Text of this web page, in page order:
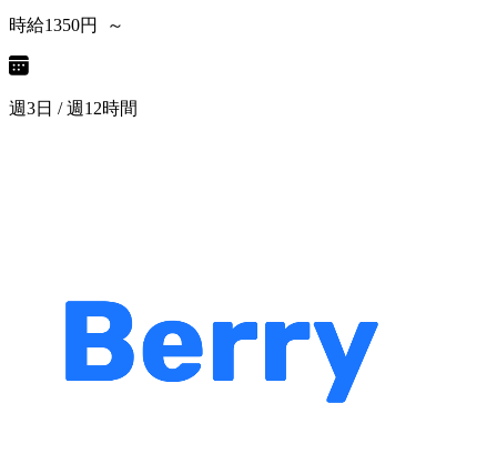
時給1350円 ～
週3日 / 週12時間